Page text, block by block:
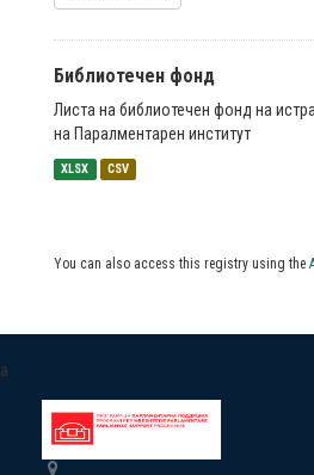
Библиотечен фонд
Листа на библиотечен фонд на
на Паралментарен институт
XLSX CSV
You can also access this registry using the
a